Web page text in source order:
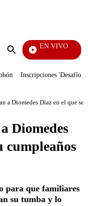
Enviar
EN VIVO
Inscripciones 'Desafío'
a Diomedes Díaz en el que
Diomedes
cumpleaños
para que familiares
su tumba y lo